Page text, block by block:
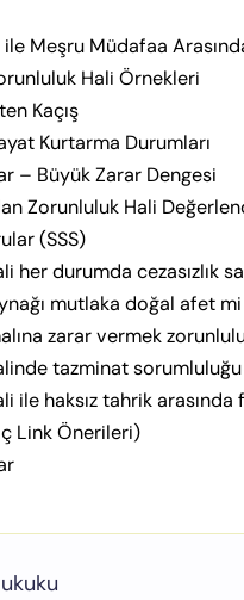
Meşru Müdafaa
Hali Örnekleri
Kaçış
Kurtarma Durumları
– Büyük Zarar Dengesi
Zorunluluk Hali
(SSS)
her durumda cezasızlık
mutlaka doğal afet mi
zarar vermek
tazminat
ile haksız tahrik arasında
Link Önerileri)